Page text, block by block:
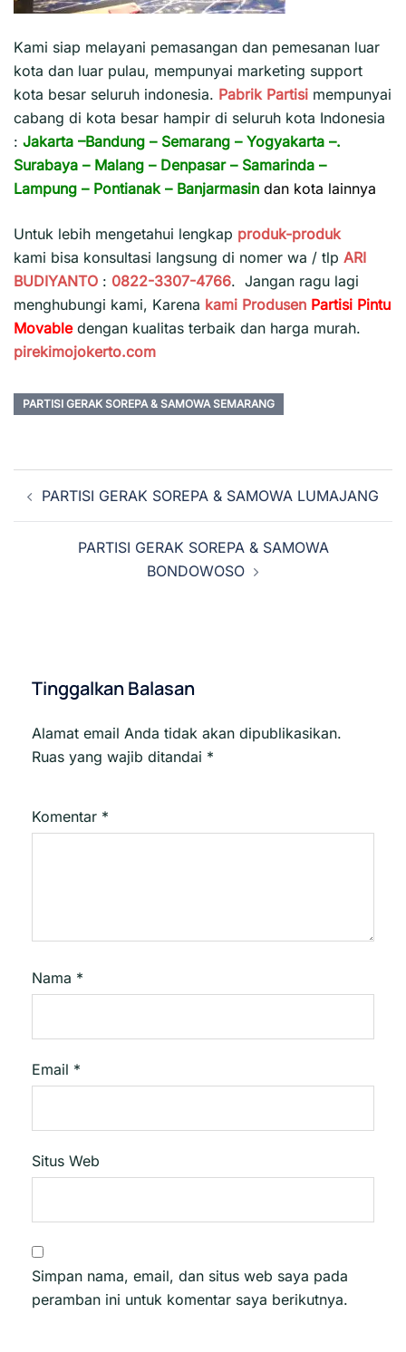
Kami siap melayani pemasangan dan pemesanan luar
kota dan luar pulau, mempunyai marketing support
kota besar seluruh indonesia. Pabrik Partisi mempunyai
cabang di kota besar hampir di seluruh kota Indonesia
: Jakarta –Bandung – Semarang – Yogyakarta –.
Surabaya – Malang – Denpasar– Samarinda –
Lampung – Pontianak– Banjarmasin dan kota lainnya
Untuk lebih mengetahui lengkap produk-produk
kami bisa konsultasi langsung di nomer wa / tlp ARI
BUDIYANTO : 0822-3307-4766. Jangan ragu lagi
menghubungi kami, Karena kami Produsen Partisi Pintu
Movable dengan kualitas terbaik dan harga murah.
pirekimojokerto.com
PARTISI GERAK SOREPA & SAMOWA SEMARANG
Navigasi
Tulisan
PARTISI GERAK SOREPA & SAMOWA LUMAJANG
PARTISI GERAK SOREPA & SAMOWA
BONDOWOSO
Tinggalkan Balasan
Alamat email Anda tidak akan dipublikasikan.
Ruas yang wajib ditandai *
Komentar *
Nama *
Email *
Situs Web
Simpan nama, email, dan situs web saya pada
peramban ini untuk komentar saya berikutnya.